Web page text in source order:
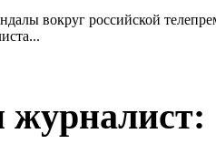
вокруг российской
журналист: